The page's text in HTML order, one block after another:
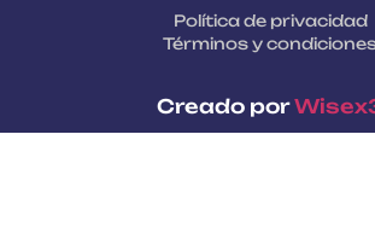
Política de privacidad
Términos y
Creado por